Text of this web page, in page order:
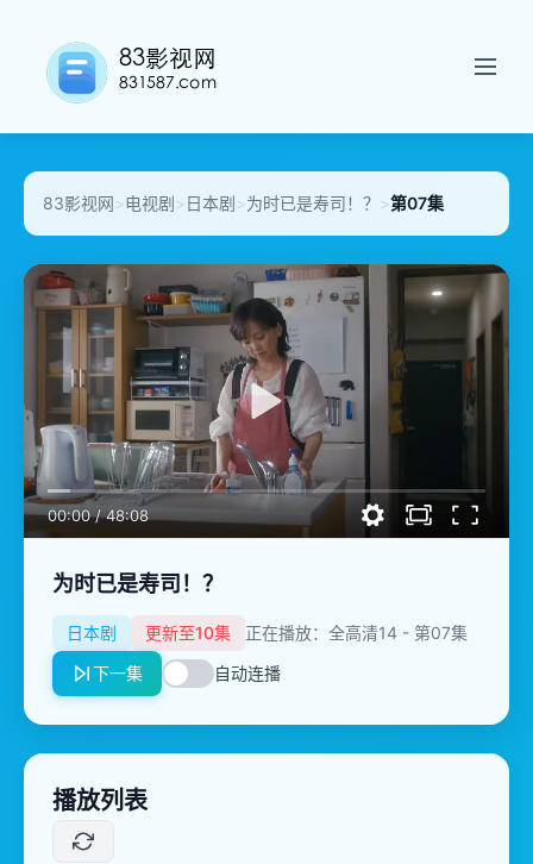
83影视网>电视剧> 日本剧>为时已是寿司！？ >第07集
00:00/48:08
为时已是寿司！？
日本剧 更新至10集
正在播放：全高清14 - 第07集
下一集
自动连播
播放列表